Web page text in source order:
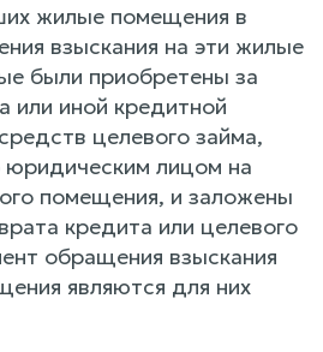
жилые помещения в
взыскания на эти жилые
были приобретены за
или иной кредитной
целевого займа,
юридическим лицом на
помещения, и заложены
кредита или целевого
обращения взыскания
являются для них